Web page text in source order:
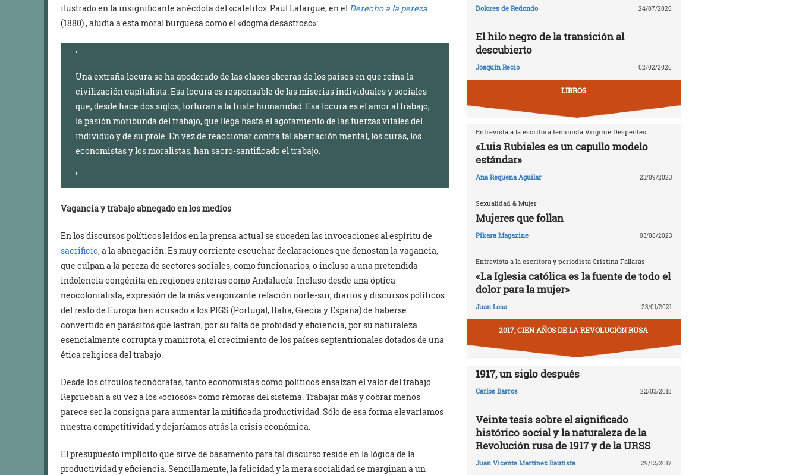
ilustrado en la insignificante anécdota del «cafelito». Paul Lafargue, en elDerecho a la pereza
(1880) , aludía a esta moral burguesa como el «dogma desastroso»:
Una extraña locura se ha apoderado de las clases obreras de los países en que reina la
civilización capitalista. Esa locura es responsable de las miserias individuales y sociales
que, desde hace dos siglos, torturan a la triste humanidad. Esa locura es el amor al trabajo,
la pasión moribunda del trabajo, que llega hasta el agotamiento de las fuerzas vitales del
individuo y de su prole. En vez de reaccionar contra tal aberración mental, los curas, los
economistas y los moralistas, han sacro-santificado el trabajo.
Vagancia y trabajo abnegado en los medios
En los discursos políticos leídos en la prensa actual se suceden las invocaciones al espíritu de
sacrificio, a la abnegación. Es muy corriente escuchar declaraciones que denostan la vagancia,
que culpan a la pereza de sectores sociales, como funcionarios, o incluso a una pretendida
indolencia congénita en regiones enteras como Andalucía. Incluso desde una óptica
neocolonialista, expresión de la más vergonzante relación norte-sur, diarios y discursos políticos
del resto de Europa han acusado a los PIGS (Portugal, Italia, Grecia y España) de haberse
convertido en parásitos que lastran, por su falta de probidad y eficiencia, por su naturaleza
esencialmente corrupta y manirrota, el crecimiento de los países septentrionales dotados de una
ética religiosa del trabajo.
Desde los círculos tecnócratas, tanto economistas como políticos ensalzan el valor del trabajo.
Reprueban a su vez a los «ociosos» como rémoras del sistema. Trabajar más y cobrar menos
parece ser la consigna para aumentar la mitificada productividad. Sólo de esa forma elevaríamos
nuestra competitividad y dejaríamos atrás la crisis económica.
El presupuesto implícito que sirve de basamento para tal discurso reside en la lógica de la
productividad y eficiencia. Sencillamente, la felicidad y la mera socialidad se marginan a un
Dolores de Redondo 24/07/2026
El hilo negro de la transición al
descubierto
Joaquín Recio 02/02/2026
LIBROS
Entrevista a la escritora feminista Virginie Despentes
«Luis Rubiales es un capullo modelo
estándar»
Ana Requena Aguilar 23/09/2023
Sexualidad & Mujer
Mujeres que follan
Pikara Magazine 03/06/2023
Entrevista a la escritora y periodista Cristina Fallarás
«La Iglesia católica es la fuente de todo el
dolor para la mujer»
Juan Losa 23/01/2021
2017, CIEN AÑOS DE LA REVOLUCIÓN RUSA
1917, un siglo después
Carlos Barros 22/03/2018
Veinte tesis sobre el significado
histórico social y la naturaleza de la
Revolución rusa de 1917 y de la URSS
Juan Vicente Martínez Bautista 29/12/2017